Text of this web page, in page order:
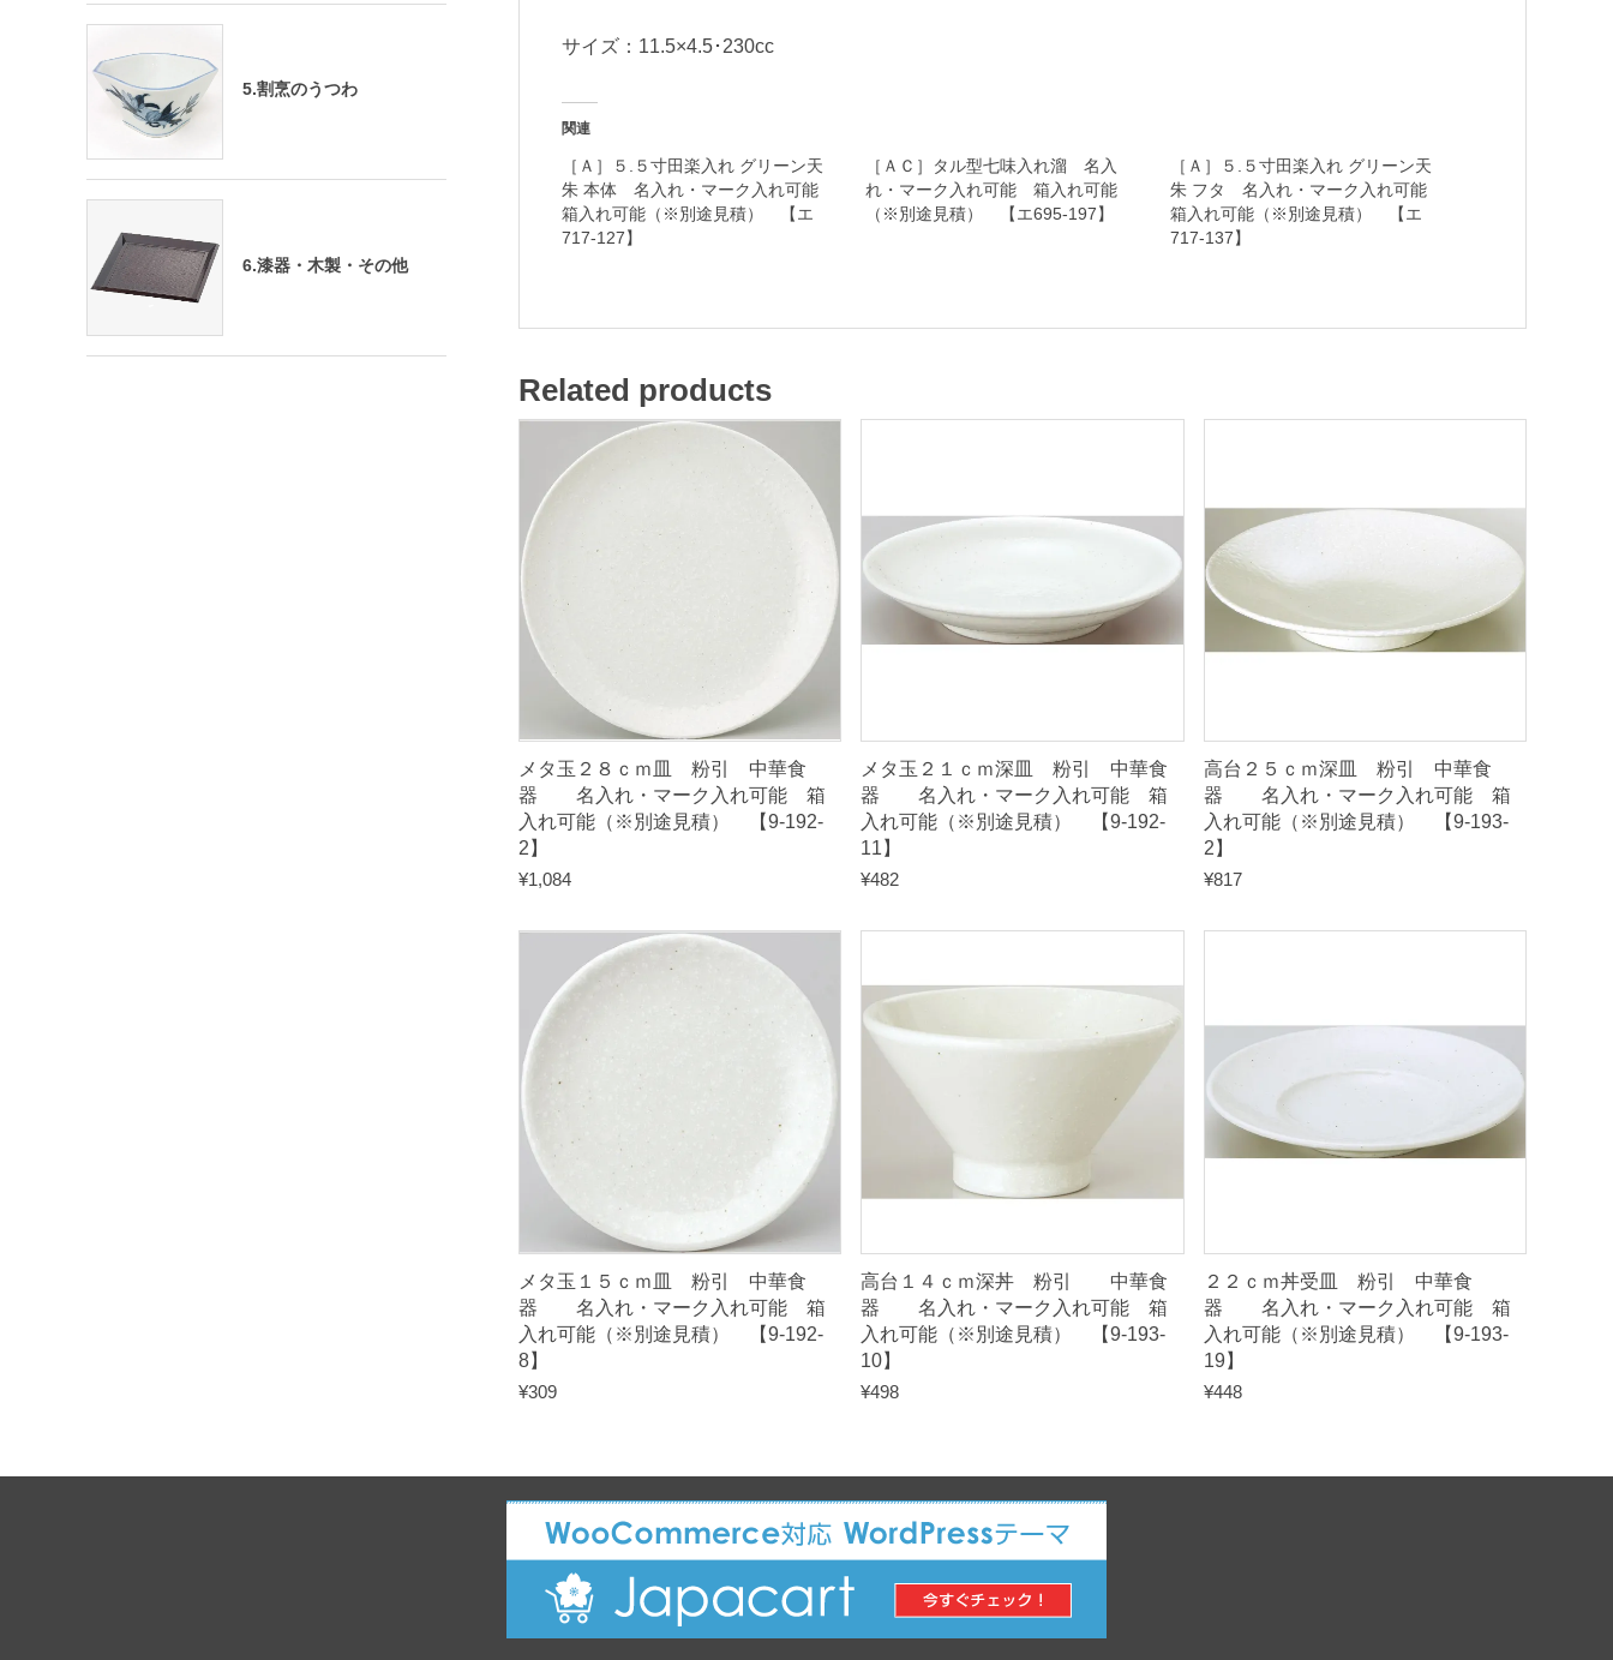
名
入
れ
ー
れ
れ
別
途
）
4
-
q
u
t
y
サイズ：11.5×4.5･230cc
関連
［Ａ］５.５寸田楽入れ グリーン天
朱 本体 名入れ・マーク入れ可能
箱入れ可能（※別途見積） 【エ
717-127】
［ＡＣ］タル型七味入れ溜 名入
れ・マーク入れ可能 箱入れ可能
（※別途見積） 【エ695-197】
［Ａ］５.５寸田楽入れ グリーン天
朱 フタ 名入れ・マーク入れ可能
箱入れ可能（※別途見積） 【エ
717-137】
Related products
メタ玉２８ｃｍ皿 粉引 中華食
器 名入れ・マーク入れ可能 箱
入れ可能（※別途見積） 【9-192-
2】
¥1,084
メタ玉２１ｃｍ深皿 粉引 中華食
器 名入れ・マーク入れ可能 箱
入れ可能（※別途見積） 【9-192-
11】
¥482
高台２５ｃｍ深皿 粉引 中華食
器 名入れ・マーク入れ可能 箱
入れ可能（※別途見積） 【9-193-
2】
¥817
メタ玉１５ｃｍ皿 粉引 中華食
器 名入れ・マーク入れ可能 箱
入れ可能（※別途見積） 【9-192-
8】
¥309
高台１４ｃｍ深丼 粉引 中華食
器 名入れ・マーク入れ可能 箱
入れ可能（※別途見積） 【9-193-
10】
¥498
２２ｃｍ丼受皿 粉引 中華食
器 名入れ・マーク入れ可能 箱
入れ可能（※別途見積） 【9-193-
19】
¥448
5.割烹のうつわ
6.漆器・木製・その他